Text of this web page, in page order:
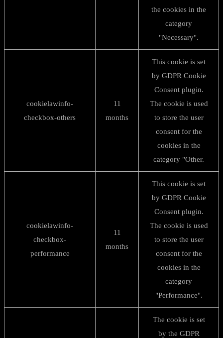
the cookies in the
category
"Necessary".
cookielawinfo-
checkbox-others
11
months
This cookie is set
by GDPR Cookie
Consent plugin.
The cookie is used
to store the user
consent for the
cookies in the
category "Other.
cookielawinfo-
checkbox-
performance
11
months
This cookie is set
by GDPR Cookie
Consent plugin.
The cookie is used
to store the user
consent for the
cookies in the
category
"Performance".
The cookie is set
by the GDPR